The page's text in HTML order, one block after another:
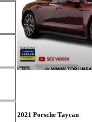
2021 Porsche Taycan